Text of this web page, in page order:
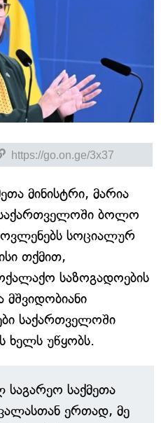
მინისტრი, მარია
ბოლო
სოციალურ
თქმით,
საზოგადოების
საქართველოში
ხელს უწყობს.
საქმეთა
ერთად, მე